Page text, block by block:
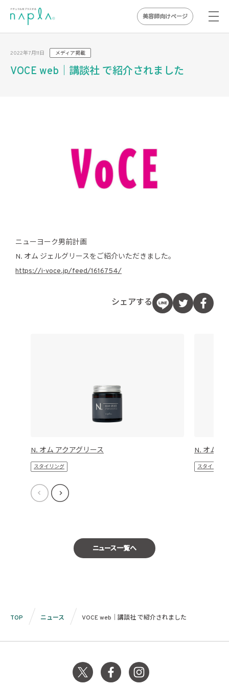
content
美容師向けページ
2022年7月11日 メディア掲載
VOCE web｜講談社 で紹介されました
ニューヨーク男前計画
N. オム ジェルグリースをご紹介いただきました。
https://i-voce.jp/feed/1616754/
シェアする
N. オム アクアグリース
スタイリング
N. オム ジ
スタイリング
ニュース一覧へ
TOP ニュース VOCE web｜講談社 で紹介されました